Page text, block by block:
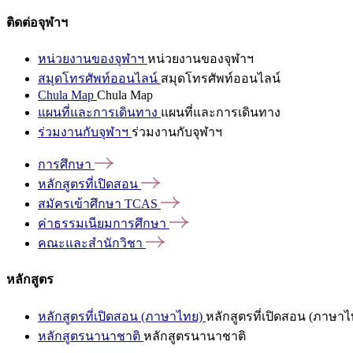
ติดต่อจุฬาฯ
หน่วยงานของจุฬาฯ หน่วยงานของจุฬาฯ
สมุดโทรศัพท์ออนไลน์ สมุดโทรศัพท์ออนไลน์
Chula Map Chula Map
แผนที่และการเดินทาง แผนที่และการเดินทาง
ร่วมงานกับจุฬาฯ ร่วมงานกับจุฬาฯ
การศึกษา
หลักสูตรที่เปิดสอน
สมัครเข้าศึกษา TCAS
ค่าธรรมเนียมการศึกษา
คณะและสำนักวิชา
หลักสูตร
หลักสูตรที่เปิดสอน (ภาษาไทย) หลักสูตรที่เปิดสอน (ภาษาไ
หลักสูตรนานาชาติ หลักสูตรนานาชาติ